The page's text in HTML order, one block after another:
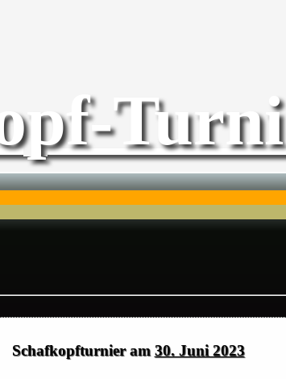
Schafkopfturnier am 30. Juni 2023